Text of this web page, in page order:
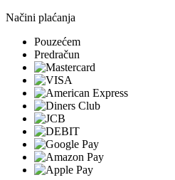
Načini plaćanja
Pouzećem
Predračun